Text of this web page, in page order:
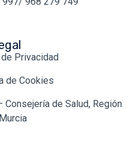
Privacidad
de Cookies
de Salud, Región